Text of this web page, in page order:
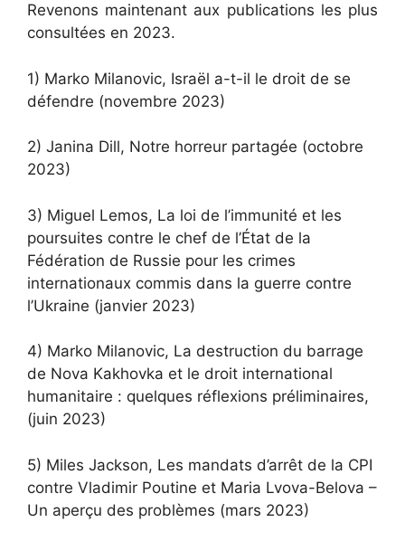
Revenons maintenant aux publications les plus
consultées en 2023.
1) Marko Milanovic, Israël a-t-il le droit de se
défendre (novembre 2023)
2) Janina Dill, Notre horreur partagée (octobre
2023)
3) Miguel Lemos, La loi de l’immunité et les
poursuites contre le chef de l’État de la
Fédération de Russie pour les crimes
internationaux commis dans la guerre contre
l’Ukraine (janvier 2023)
4) Marko Milanovic, La destruction du barrage
de Nova Kakhovka et le droit international
humanitaire : quelques réflexions préliminaires,
(juin 2023)
5) Miles Jackson, Les mandats d’arrêt de la CPI
contre Vladimir Poutine et Maria Lvova-Belova –
Un aperçu des problèmes (mars 2023)